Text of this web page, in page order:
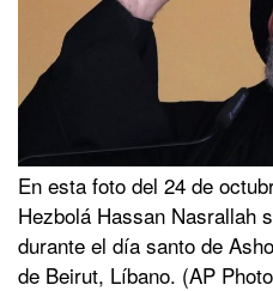
En esta foto del 24 de
Hezbolá Hassan Nasrallah
durante el día santo de
de Beirut, Líbano. (AP